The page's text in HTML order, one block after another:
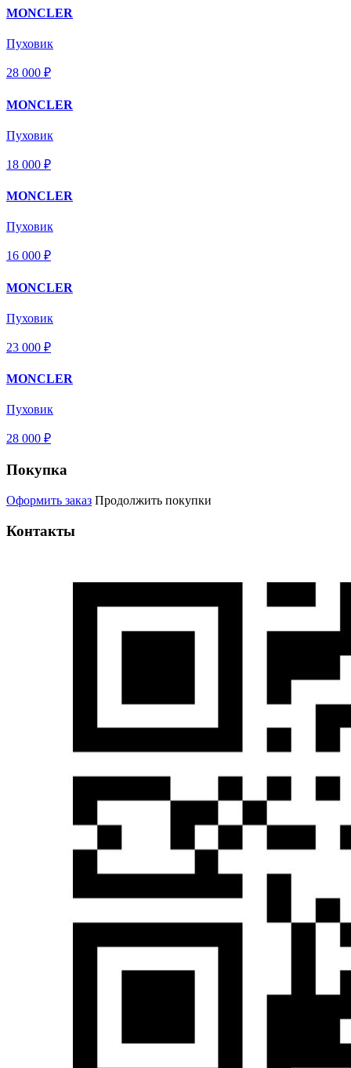
MONCLER
Пуховик
28 000 ₽
MONCLER
Пуховик
18 000 ₽
MONCLER
Пуховик
16 000 ₽
MONCLER
Пуховик
23 000 ₽
MONCLER
Пуховик
28 000 ₽
Покупка
Оформить заказ Продолжить покупки
Контакты